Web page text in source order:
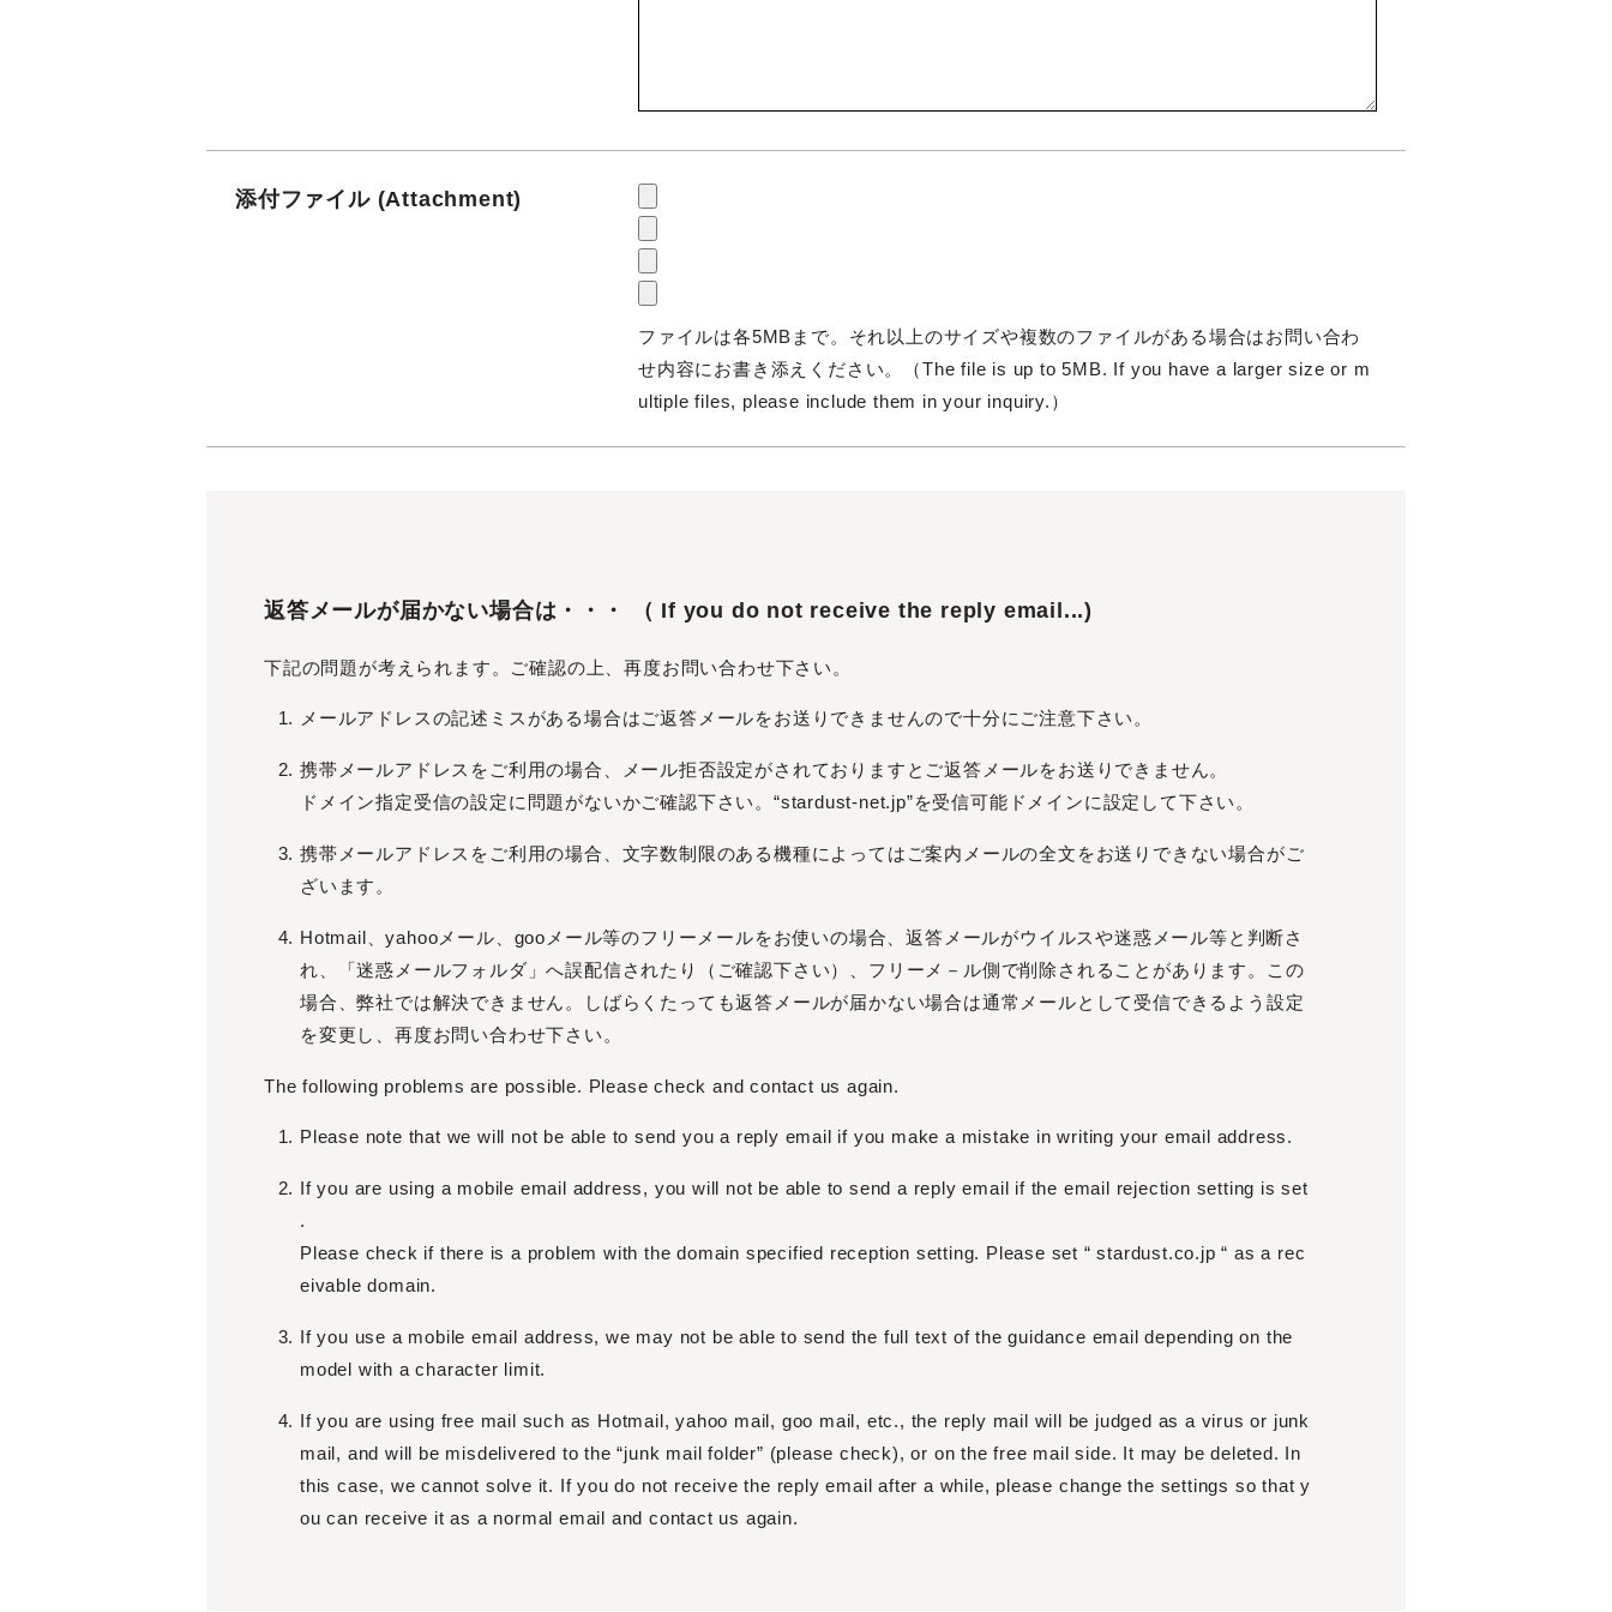
添付ファイル (Attachment)
ファイルは各5MBまで。それ以上のサイズや複数のファイルがある場合はお問い合わ
せ内容にお書き添えください。（The file is up to 5MB. If you have a larger size or m
ultiple files, please include them in your inquiry.）
返答メールが届かない場合は・・・ （ If you do not receive the reply email...)
下記の問題が考えられます。ご確認の上、再度お問い合わせ下さい。
メールアドレスの記述ミスがある場合はご返答メールをお送りできませんので十分にご注意下さい。
携帯メールアドレスをご利用の場合、メール拒否設定がされておりますとご返答メールをお送りできません。
ドメイン指定受信の設定に問題がないかご確認下さい。“stardust-net.jp”を受信可能ドメインに設定して下さい。
携帯メールアドレスをご利用の場合、文字数制限のある機種によってはご案内メールの全文をお送りできない場合がご
ざいます。
Hotmail、yahooメール、gooメール等のフリーメールをお使いの場合、返答メールがウイルスや迷惑メール等と判断さ
れ、「迷惑メールフォルダ」へ誤配信されたり（ご確認下さい）、フリーメ－ル側で削除されることがあります。この
場合、弊社では解決できません。しばらくたっても返答メールが届かない場合は通常メールとして受信できるよう設定
を変更し、再度お問い合わせ下さい。
The following problems are possible. Please check and contact us again.
Please note that we will not be able to send you a reply email if you make a mistake in writing your email address.
If you are using a mobile email address, you will not be able to send a reply email if the email rejection setting is set
.
Please check if there is a problem with the domain specified reception setting. Please set “ stardust.co.jp “ as a rec
eivable domain.
If you use a mobile email address, we may not be able to send the full text of the guidance email depending on the
model with a character limit.
If you are using free mail such as Hotmail, yahoo mail, goo mail, etc., the reply mail will be judged as a virus or junk
mail, and will be misdelivered to the “junk mail folder” (please check), or on the free mail side. It may be deleted. In
this case, we cannot solve it. If you do not receive the reply email after a while, please change the settings so that y
ou can receive it as a normal email and contact us again.